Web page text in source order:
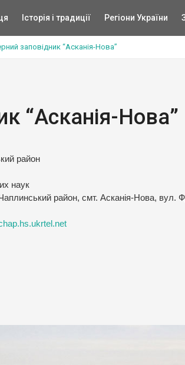
Історія і традиції Регіони України
заповідник “Асканія-Нова”
“Асканія-Нова”
район
наук
район, смт. Асканія-Нова, вул.